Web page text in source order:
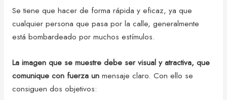
Se tiene que hacer de forma rápida y eficaz, ya que
cualquier persona que pasa por la calle, generalmente
está bombardeado por muchos estímulos.
La imagen que se muestre debe ser visual y atractiva, que
comunique con fuerza unmensaje claro. Con ello se
consiguen dos objetivos: